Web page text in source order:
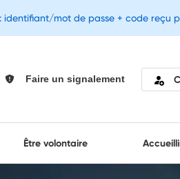
Faire un signalement
Être volontaire
identifiant/mot de passe + code reçu